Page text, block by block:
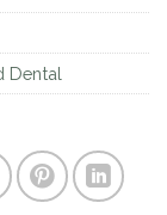
Dental